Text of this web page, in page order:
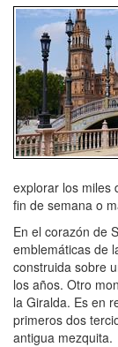
explorar los miles
fin de semana o
En el corazón de
emblemáticas de
construida sobre
los años. Otro
la Giralda. Es en
primeros dos
antigua mezquita.